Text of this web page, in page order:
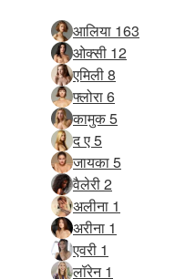
आलिया 163
ओक्सी 12
एमिली 8
फ्लोरा 6
कामुक 5
द ए 5
जायका 5
वैलेरी 2
अलीना 1
अरीना 1
एवरी 1
लॉरेन 1